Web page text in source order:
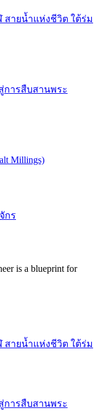
สายน้ำแห่งชีวิต ใต้ร่ม
การสืบสานพระ
Millings)
กร
is a blueprint for
สายน้ำแห่งชีวิต ใต้ร่ม
การสืบสานพระ